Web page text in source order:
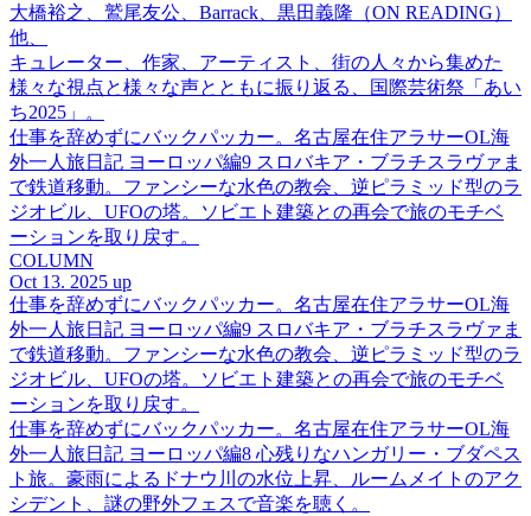
大橋裕之、鷲尾友公、Barrack、黒田義隆（ON READING）
他、
キュレーター、作家、アーティスト、街の人々から集めた
様々な視点と様々な声とともに振り返る、国際芸術祭「あい
ち2025」。
仕事を辞めずにバックパッカー。名古屋在住アラサーOL海
外一人旅日記 ヨーロッパ編9 スロバキア・ブラチスラヴァま
で鉄道移動。ファンシーな水色の教会、逆ピラミッド型のラ
ジオビル、UFOの塔。ソビエト建築との再会で旅のモチベ
ーションを取り戻す。
COLUMN
Oct 13. 2025 up
仕事を辞めずにバックパッカー。名古屋在住アラサーOL海
外一人旅日記 ヨーロッパ編9 スロバキア・ブラチスラヴァま
で鉄道移動。ファンシーな水色の教会、逆ピラミッド型のラ
ジオビル、UFOの塔。ソビエト建築との再会で旅のモチベ
ーションを取り戻す。
仕事を辞めずにバックパッカー。名古屋在住アラサーOL海
外一人旅日記 ヨーロッパ編8 心残りなハンガリー・ブダペス
ト旅。豪雨によるドナウ川の水位上昇、ルームメイトのアク
シデント、謎の野外フェスで音楽を聴く。